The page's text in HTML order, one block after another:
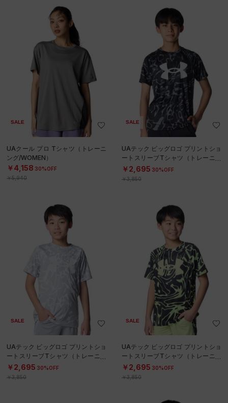
SALE
UAクール プロ Tシャツ（トレーニ
ング/WOMEN）
￥4,158 30%OFF
￥5,940
SALE
UAテック ビッグロゴ プリントショ
ートスリーブTシャツ（トレーニン
グ/BOYS）
￥2,695 30%OFF
￥3,850
SALE
UAテック ビッグロゴ プリントショ
ートスリーブTシャツ（トレーニン
グ/BOYS）
￥2,695 30%OFF
￥3,850
SALE
UAテック ビッグロゴ プリントショ
ートスリーブTシャツ（トレーニン
グ/BOYS）
￥2,695 30%OFF
￥3,850